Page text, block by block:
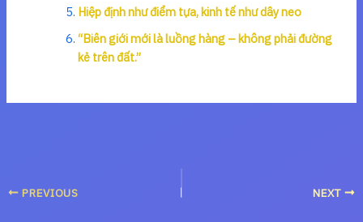
Hiệp định như điểm tựa, kinh tế như dây neo
“Biên giới mới là luồng hàng – không phải đường
kẻ trên đất.”
PREVIOUS NEXT